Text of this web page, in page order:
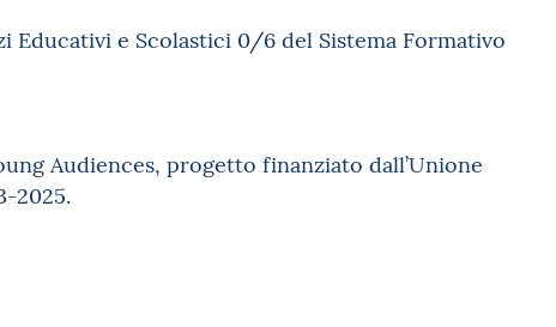
e Scolastici 0/6 del Sistema Formativo
Audiences, progetto finanziato dall’Unione
2025.